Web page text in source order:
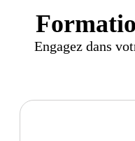
Engagez dans